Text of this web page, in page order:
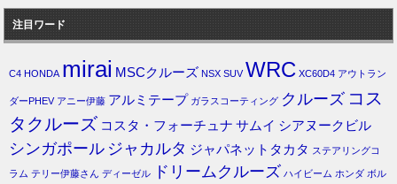
注目ワード
C4 HONDA mirai MSCクルーズ NSX SUV WRC XC60D4 アウトラン
ダーPHEV アニー伊藤 アルミテープ ガラスコーティング クルーズ コス
タクルーズ コスタ・フォーチュナ サムイ シアヌークビル
シンガポール ジャカルタ ジャパネットタカタ ステアリングコ
ラム テリー伊藤さん ディーゼル ドリームクルーズ ハイビーム ホンダ ボル